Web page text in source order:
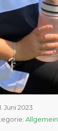
Juni 2023
Allgemein